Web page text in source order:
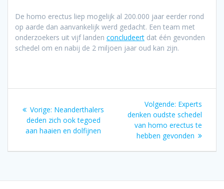
De homo erectus liep mogelijk al 200.000 jaar eerder rond
op aarde dan aanvankelijk werd gedacht. Een team met
onderzoekers uit vijf landen concludeert dat één gevonden
schedel om en nabij de 2 miljoen jaar oud kan zijn.
navigatie
Vorige: Vorig
bericht:
Neanderthalers
deden zich ook tegoed
aan haaien en dolfijnen
Volgende: Volgend
bericht:
Experts
denken oudste schedel
van homo erectus te
hebben gevonden